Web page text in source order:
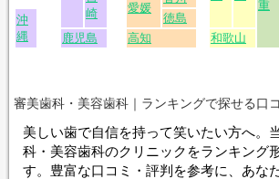
審美歯科・美容歯科｜ランキングで探せる口
美しい歯で自信を持って笑いたい方へ。
科・美容歯科のクリニックをランキング
す。豊富な口コミ・評判を参考に、あな